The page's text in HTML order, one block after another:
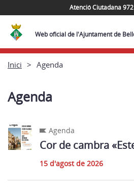
Atenció Ciutadana
Web oficial de l'Ajuntament de
Inici Agenda
Agenda
Agenda
Cor de cambra
15 d'agost de 2026